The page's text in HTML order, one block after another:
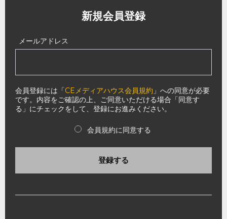
新規会員登録
メールアドレス
会員登録には「CEメディアハウス会員規約 」への同意が必要
です。内容をご確認の上、ご同意いただける場合「同意す
る」にチェックをして、登録にお進みください。
会員規約に同意する
登録する